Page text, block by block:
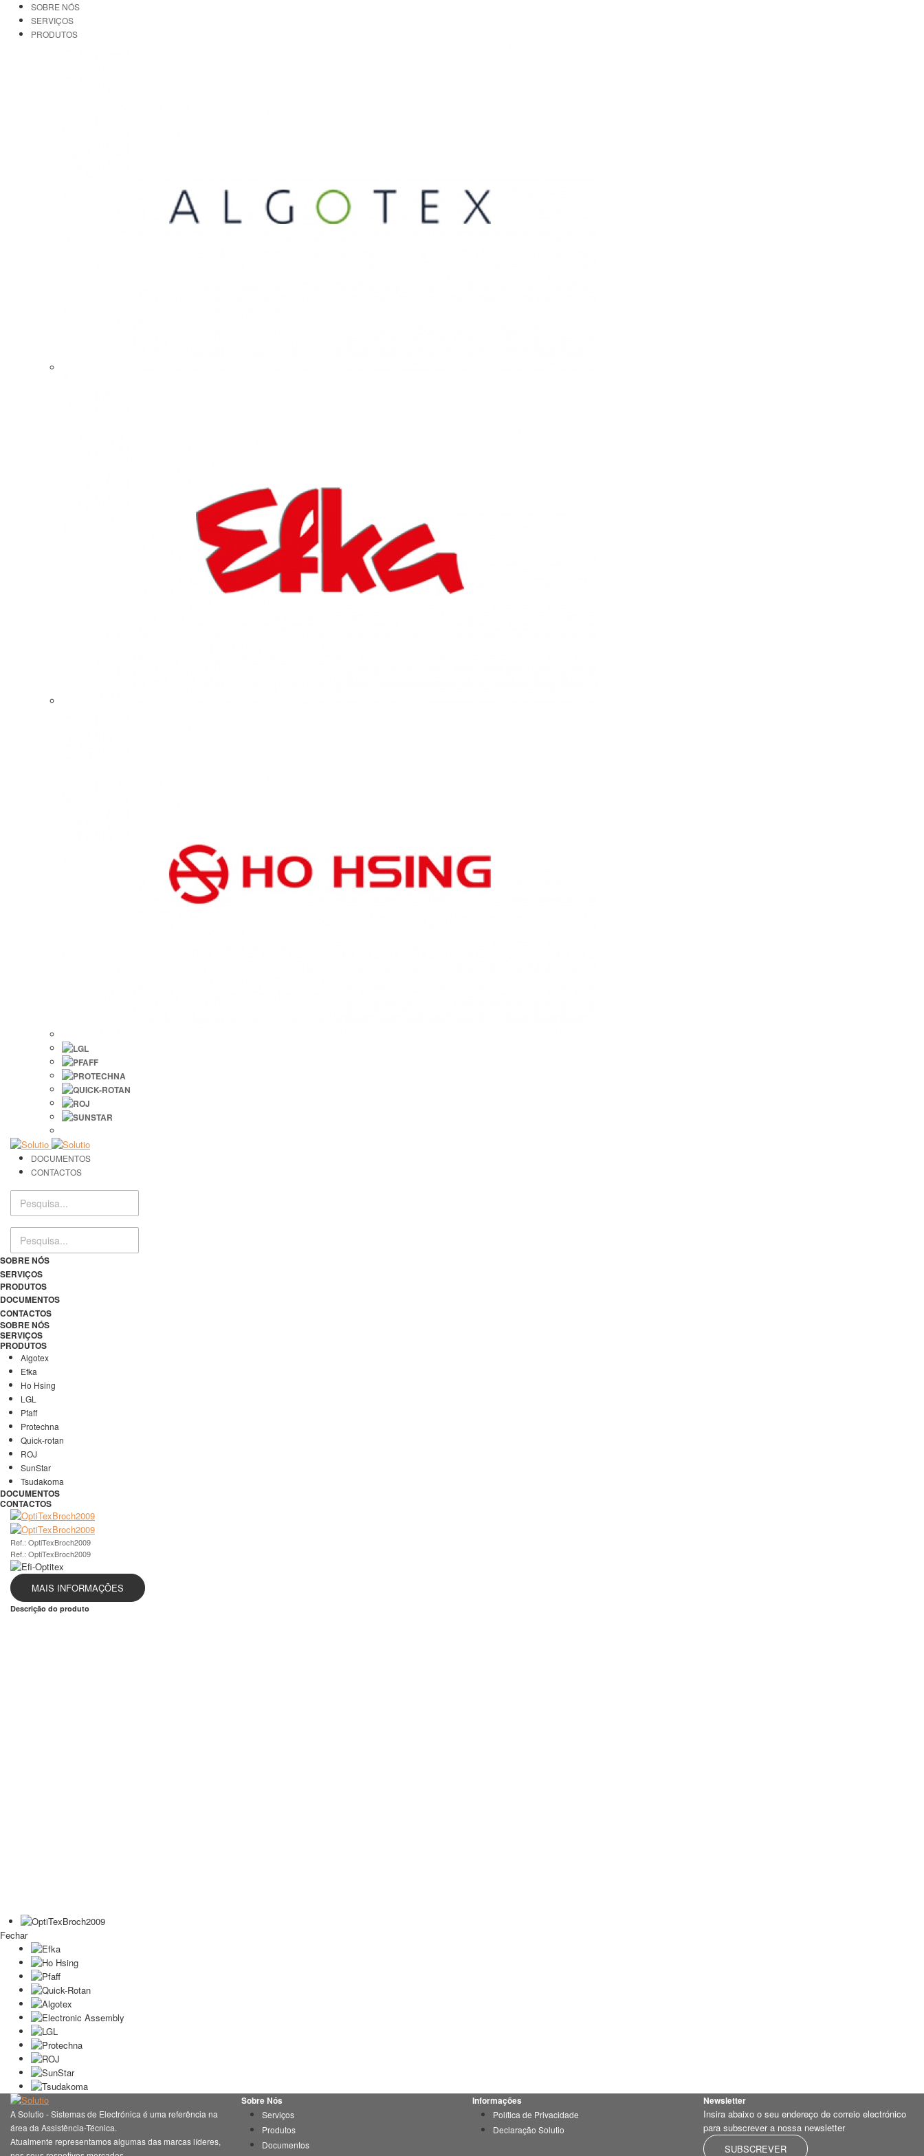
SOBRE NÓS
SERVIÇOS
PRODUTOS
DOCUMENTOS
CONTACTOS
SOBRE NÓS
SERVIÇOS
PRODUTOS
DOCUMENTOS
CONTACTOS
SOBRE NÓS
SERVIÇOS
PRODUTOS
Algotex
Efka
Ho Hsing
LGL
Pfaff
Protechna
Quick-rotan
ROJ
SunStar
Tsudakoma
DOCUMENTOS
CONTACTOS
Ref.: OptiTexBroch2009
Ref.: OptiTexBroch2009
MAIS INFORMAÇÕES
Descrição do produto
Fechar
A Solutio - Sistemas de Electrónica é uma referência na
área da Assistência-Técnica.
Atualmente representamos algumas das marcas líderes,
Sobre Nós
Serviços
Produtos
Documentos
Informações
Política de Privacidade
Declaração Solutio
Newsletter
Insira abaixo o seu endereço de correio electrónico
para subscrever a nossa newsletter
SUBSCREVER